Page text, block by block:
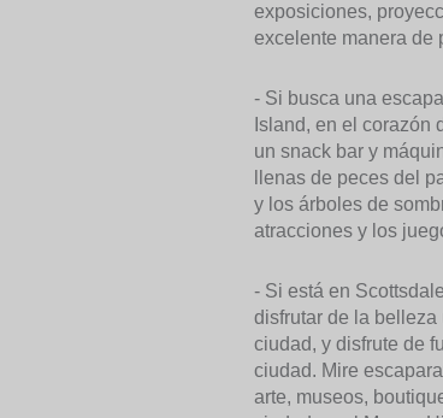
exposiciones,
excelente manera de
- Si busca una
Island, en el corazón
un snack bar y
llenas de peces del
y los árboles de
atracciones y los
- Si está en
disfrutar de la
ciudad, y disfrute de
ciudad. Mire
arte, museos,